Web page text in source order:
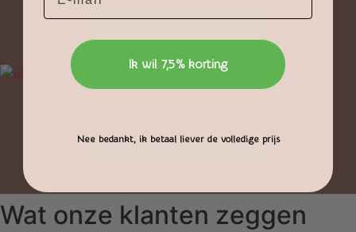
Wat onze klanten zeggen
Ik wil 7,5% korting
Nee bedankt, ik betaal liever de volledige prijs